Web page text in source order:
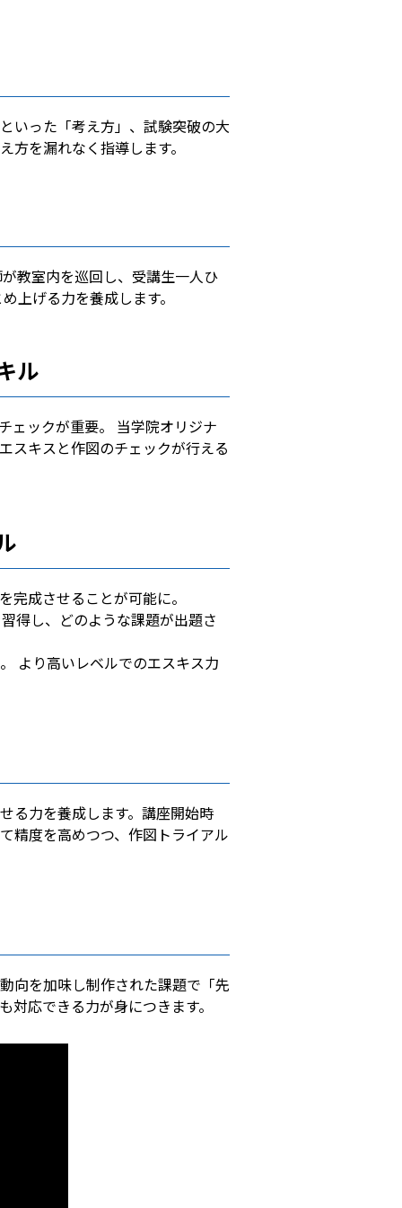
いった「考え方」、試験突破の大
を漏れなく指導します。
教室内を巡回し、受講生一人ひ
上げる力を養成します。
ル
ェックが重要。 当学院オリジナ
スキスと作図のチェックが行える
成させることが可能に。
得し、どのような課題が出題さ
より高いレベルでのエスキス力
る力を養成します。講座開始時
精度を高めつつ、作図トライアル
向を加味し制作された課題で「先
応できる力が身につきます。